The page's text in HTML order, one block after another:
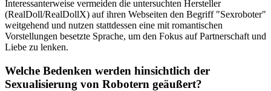
Interessanterweise vermeiden die untersuchten Hersteller
(RealDoll/RealDollX) auf ihren Webseiten den Begriff "Sexroboter"
weitgehend und nutzen stattdessen eine mit romantischen
Vorstellungen besetzte Sprache, um den Fokus auf Partnerschaft und
Liebe zu lenken.
Welche Bedenken werden hinsichtlich der
Sexualisierung von Robotern geäußert?